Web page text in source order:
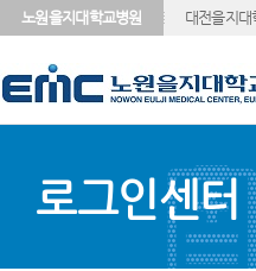
노원을지대학교병원 대전을지대
로그인센터